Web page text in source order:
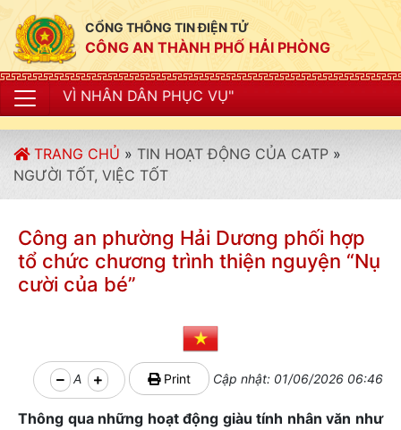
CỔNG THÔNG TIN ĐIỆN TỬ
CÔNG AN THÀNH PHỐ HẢI PHÒNG
PHỤC VỤ"
TRANG CHỦ » TIN HOẠT ĐỘNG CỦA CATP »
NGƯỜI TỐT, VIỆC TỐT
Công an phường Hải Dương phối hợp
tổ chức chương trình thiện nguyện “Nụ
cười của bé”
A Print Cập nhật: 01/06/2026 06:46
Thông qua những hoạt động giàu tính nhân văn như